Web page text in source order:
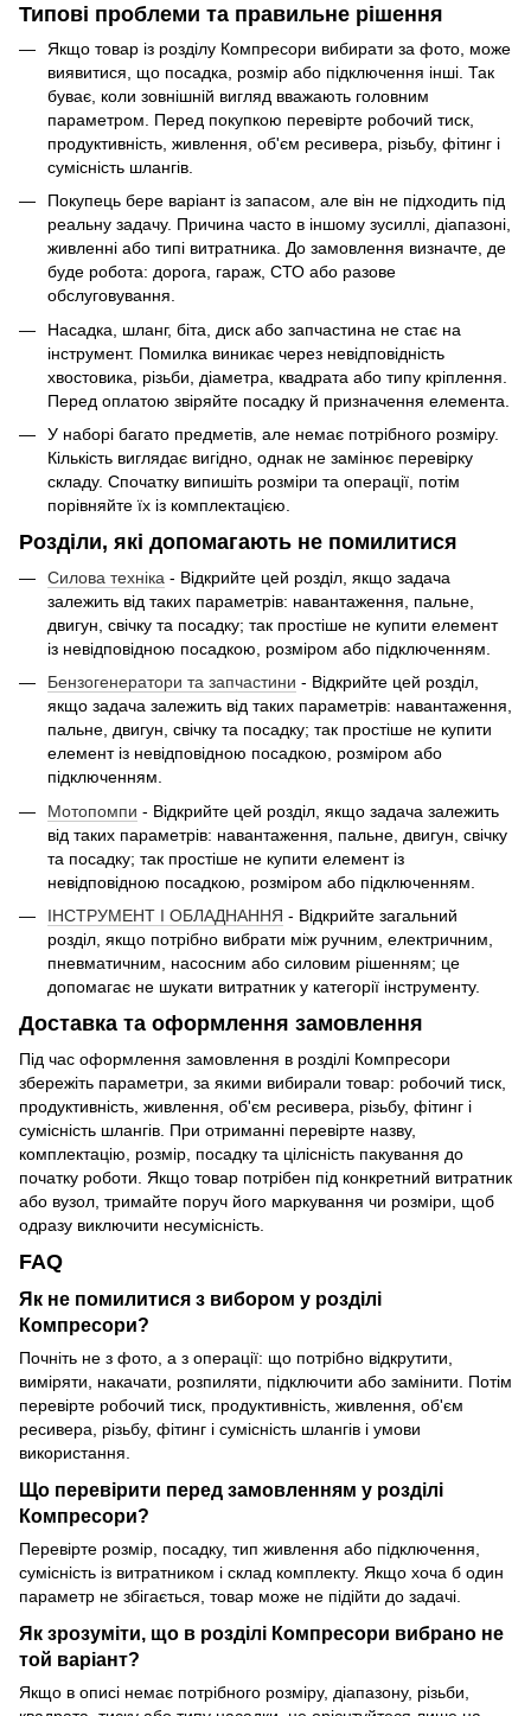
Типові проблеми та правильне рішення
Якщо товар із розділу Компресори вибирати за фото, може
виявитися, що посадка, розмір або підключення інші. Так
буває, коли зовнішній вигляд вважають головним
параметром. Перед покупкою перевірте робочий тиск,
продуктивність, живлення, об'єм ресивера, різьбу, фітинг і
сумісність шлангів.
Покупець бере варіант із запасом, але він не підходить під
реальну задачу. Причина часто в іншому зусиллі, діапазоні,
живленні або типі витратника. До замовлення визначте, де
буде робота: дорога, гараж, СТО або разове
обслуговування.
Насадка, шланг, біта, диск або запчастина не стає на
інструмент. Помилка виникає через невідповідність
хвостовика, різьби, діаметра, квадрата або типу кріплення.
Перед оплатою звіряйте посадку й призначення елемента.
У наборі багато предметів, але немає потрібного розміру.
Кількість виглядає вигідно, однак не замінює перевірку
складу. Спочатку випишіть розміри та операції, потім
порівняйте їх із комплектацією.
Розділи, які допомагають не помилитися
Силова техніка - Відкрийте цей розділ, якщо задача
залежить від таких параметрів: навантаження, пальне,
двигун, свічку та посадку; так простіше не купити елемент
із невідповідною посадкою, розміром або підключенням.
Бензогенератори та запчастини - Відкрийте цей розділ,
якщо задача залежить від таких параметрів: навантаження,
пальне, двигун, свічку та посадку; так простіше не купити
елемент із невідповідною посадкою, розміром або
підключенням.
Мотопомпи - Відкрийте цей розділ, якщо задача залежить
від таких параметрів: навантаження, пальне, двигун, свічку
та посадку; так простіше не купити елемент із
невідповідною посадкою, розміром або підключенням.
ІНСТРУМЕНТ І ОБЛАДНАННЯ - Відкрийте загальний
розділ, якщо потрібно вибрати між ручним, електричним,
пневматичним, насосним або силовим рішенням; це
допомагає не шукати витратник у категорії інструменту.
Доставка та оформлення замовлення
Під час оформлення замовлення в розділі Компресори
збережіть параметри, за якими вибирали товар: робочий тиск,
продуктивність, живлення, об'єм ресивера, різьбу, фітинг і
сумісність шлангів. При отриманні перевірте назву,
комплектацію, розмір, посадку та цілісність пакування до
початку роботи. Якщо товар потрібен під конкретний витратник
або вузол, тримайте поруч його маркування чи розміри, щоб
одразу виключити несумісність.
FAQ
Як не помилитися з вибором у розділі
Компресори?
Почніть не з фото, а з операції: що потрібно відкрутити,
виміряти, накачати, розпиляти, підключити або замінити. Потім
перевірте робочий тиск, продуктивність, живлення, об'єм
ресивера, різьбу, фітинг і сумісність шлангів і умови
використання.
Що перевірити перед замовленням у розділі
Компресори?
Перевірте розмір, посадку, тип живлення або підключення,
сумісність із витратником і склад комплекту. Якщо хоча б один
параметр не збігається, товар може не підійти до задачі.
Як зрозуміти, що в розділі Компресори вибрано не
той варіант?
Якщо в описі немає потрібного розміру, діапазону, різьби,